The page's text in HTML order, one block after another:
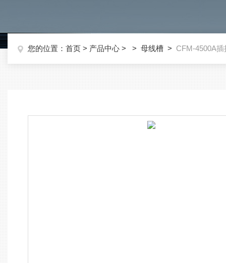
您的位置： 首页 > 产品中心 > > 母线槽 > CFM-4500A